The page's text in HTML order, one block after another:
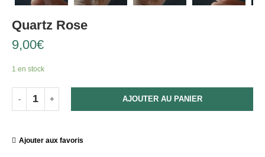
Quartz Rose
9,00€
1 en stock
AJOUTER AU PANIER
Ajouter aux favoris